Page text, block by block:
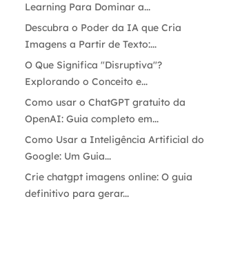
Learning Para Dominar a...
Descubra o Poder da IA que Cria
Imagens a Partir de Texto:...
O Que Significa "Disruptiva"?
Explorando o Conceito e...
Como usar o ChatGPT gratuito da
OpenAI: Guia completo em...
Como Usar a Inteligência Artificial do
Google: Um Guia...
Crie chatgpt imagens online: O guia
definitivo para gerar...